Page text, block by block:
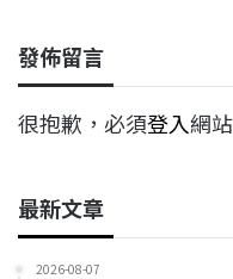
發佈留言
很抱歉，必須登入網
最新文章
2026-08-07